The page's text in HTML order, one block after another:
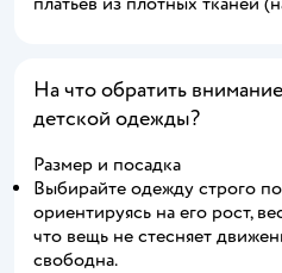
На что обратить
детской одежды?
Размер и посадка
Выбирайте одежду строго
ориентируясь на его рост,
что вещь не стесняет
свободна.